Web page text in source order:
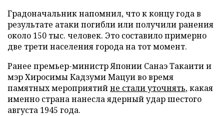
Градоначальник напомнил, что к концу года в
результате атаки погибли или получили ранения
около 150 тыс. человек. Это составило примерно
две трети населения города на тот момент.
Ранее премьер-министр Японии Санаэ Такаити и
мэр Хиросимы Кадзуми Мацуи во время
памятных мероприятийне стали уточнять, какая
именно страна нанесла ядерный удар шестого
августа 1945 года.